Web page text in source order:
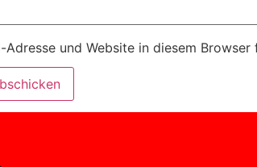
Adresse und Website in diesem